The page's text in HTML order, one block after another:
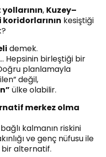
, Kuzey–
koridorlarının kesiştiği
demek.
Hepsinin birleştiği bir
planlamayla
değil,
ülke olabilir.
merkez olma
kalmanın riskini
ve genç nüfusu ile
bir alternatif.